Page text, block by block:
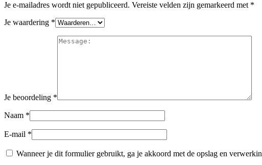
Je e-mailadres wordt niet gepubliceerd. Vereiste velden zijn gemarkeerd met *
Je waardering *
Je beoordeling *
Naam *
E-mail *
Wanneer je dit formulier gebruikt, ga je akkoord met de opslag en